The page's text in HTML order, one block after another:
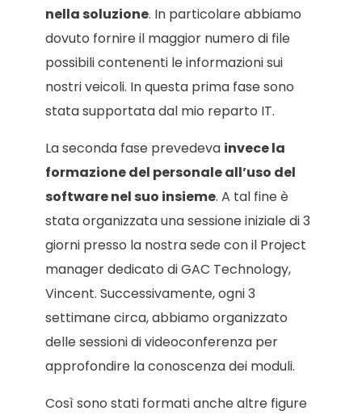
nella soluzione. In particolare abbiamo
dovuto fornire il maggior numero di file
possibili contenenti le informazioni sui
nostri veicoli. In questa prima fase sono
stata supportata dal mio reparto IT.
La seconda fase prevedeva invece la
formazione del personale all’uso del
software nel suo insieme. A tal fine è
stata organizzata una sessione iniziale di 3
giorni presso la nostra sede con il Project
manager dedicato di GAC Technology,
Vincent. Successivamente, ogni 3
settimane circa, abbiamo organizzato
delle sessioni di videoconferenza per
approfondire la conoscenza dei moduli.
Così sono stati formati anche altre figure